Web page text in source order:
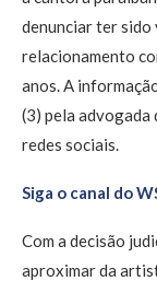
denunciar ter sido
relacionamento
anos. A
(3) pela advogada
redes sociais.
Siga o canal do
Com a decisão
aproximar da